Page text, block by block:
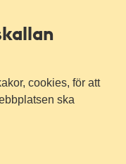
cookies, för att
ska